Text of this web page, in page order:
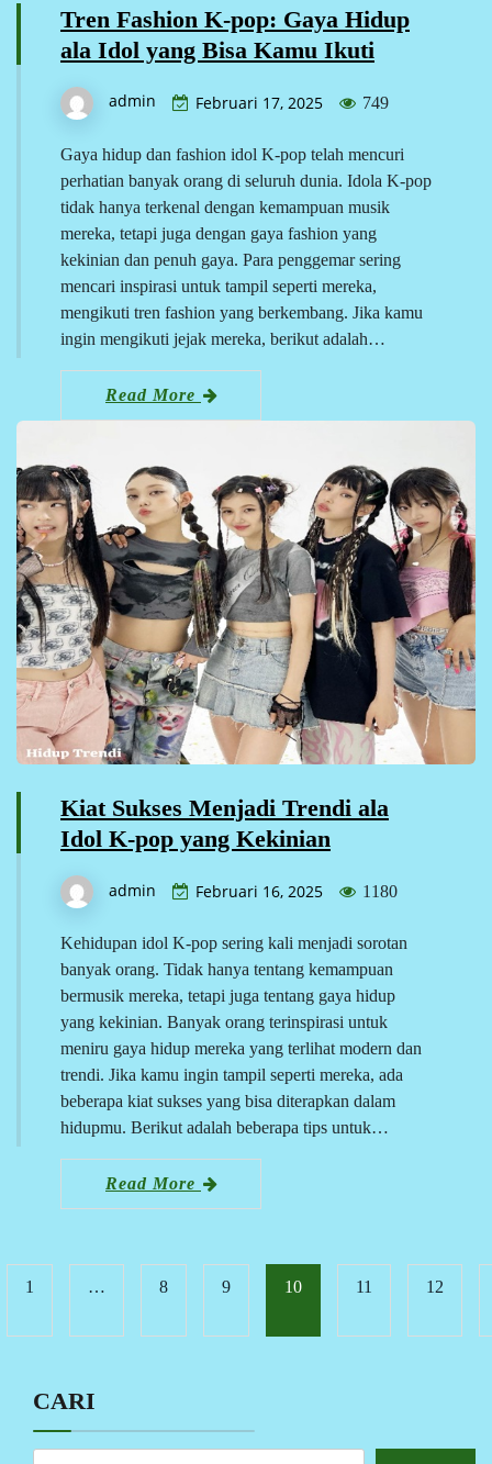
Tren Fashion K-pop: Gaya Hidup
ala Idol yang Bisa Kamu Ikuti
admin Februari 17, 2025 749
Gaya hidup dan fashion idol K-pop telah mencuri
perhatian banyak orang di seluruh dunia. Idola K-pop
tidak hanya terkenal dengan kemampuan musik
mereka, tetapi juga dengan gaya fashion yang
kekinian dan penuh gaya. Para penggemar sering
mencari inspirasi untuk tampil seperti mereka,
mengikuti tren fashion yang berkembang. Jika kamu
ingin mengikuti jejak mereka, berikut adalah…
Read More
Kiat Sukses Menjadi Trendi ala
Idol K-pop yang Kekinian
admin Februari 16, 2025 1180
Kehidupan idol K-pop sering kali menjadi sorotan
banyak orang. Tidak hanya tentang kemampuan
bermusik mereka, tetapi juga tentang gaya hidup
yang kekinian. Banyak orang terinspirasi untuk
meniru gaya hidup mereka yang terlihat modern dan
trendi. Jika kamu ingin tampil seperti mereka, ada
beberapa kiat sukses yang bisa diterapkan dalam
hidupmu. Berikut adalah beberapa tips untuk…
Read More
1 … 8 9 10 11 12
CARI